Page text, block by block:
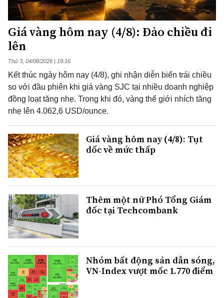
Giá vàng hôm nay (4/8): Đảo chiều đi
lên
Thứ 3, 04/08/2026 | 19:16
Kết thúc ngày hôm nay (4/8), ghi nhận diễn biến trái chiều
so với đầu phiên khi giá vàng SJC tại nhiều doanh nghiệp
đồng loạt tăng nhẹ. Trong khi đó, vàng thế giới nhích tăng
nhẹ lên 4.062,6 USD/ounce.
Giá vàng hôm nay (4/8): Tụt
dốc về mức thấp
Thêm một nữ Phó Tổng Giám
đốc tại Techcombank
Nhóm bất động sản dẫn sóng,
VN-Index vượt mốc 1.770 điểm